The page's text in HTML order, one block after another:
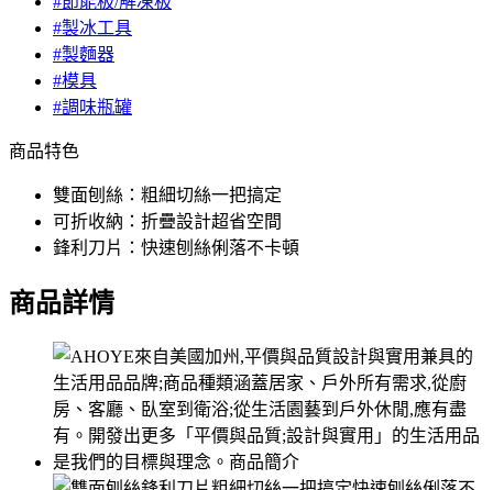
#製冰工具
#製麵器
#模具
#調味瓶罐
商品特色
雙面刨絲：粗細切絲一把搞定
可折收納：折疊設計超省空間
鋒利刀片：快速刨絲俐落不卡頓
商品詳情